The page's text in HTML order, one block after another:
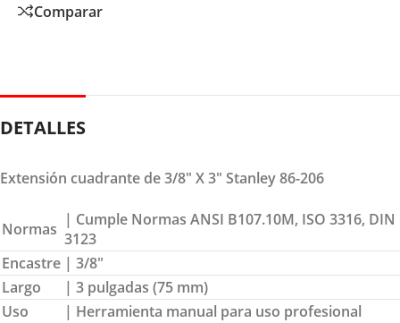
Comparar
DETALLES
Extensión cuadrante de 3/8″ X 3″ Stanley 86-206
Normas | Cumple Normas ANSI B107.10M, ISO 3316, DIN
3123
Encastre | 3/8″
Largo
| 3 pulgadas (75 mm)
Uso
| Herramienta manual para uso profesional